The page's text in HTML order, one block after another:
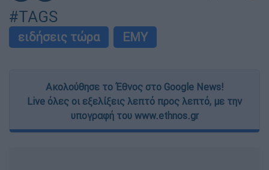
#TAGS
ειδήσεις τώρα ΕΜΥ
Ακολούθησε το Έθνος στο Google News!
Live όλες οι εξελίξεις λεπτό προς λεπτό, με την
υπογραφή του www.ethnos.gr